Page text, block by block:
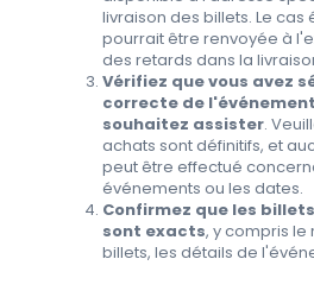
livraison des billets. Le
pourrait être renvoyée à
des retards dans la
Vérifiez que vous avez
correcte de
souhaitez assister.
achats sont définitifs, et
peut être effectué
événements ou les dates.
Confirmez que les
sont exacts, y compris
billets, les détails de